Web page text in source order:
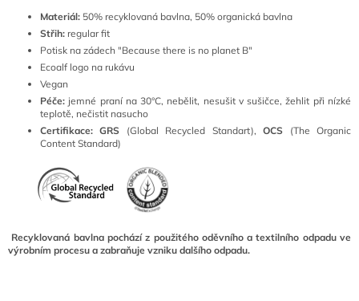
Materiál: 50% recyklovaná bavlna, 50% organická bavlna
Střih: regular fit
Potisk na zádech "Because there is no planet B"
Ecoalf logo na rukávu
Vegan
Péče: jemné praní na 30°C, nebělit, nesušit v sušičce, žehlit při nízké
teplotě, nečistit nasucho
Certifikace: GRS (Global Recycled Standart),OCS (The Organic
Content Standard)
Recyklovaná bavlna pochází z použitého oděvního a textilního odpadu ve
výrobním procesu a zabraňuje vzniku dalšího odpadu.